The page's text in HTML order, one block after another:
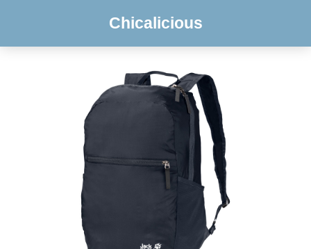
Chicalicious